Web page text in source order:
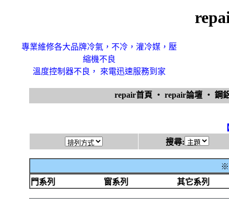
專業維修各大品牌冷氣，不冷，灌冷媒，壓
縮機不良
溫度控制器不良， 來電迅速服務到家
repair首頁 ‧ repair論壇 ‧ 鋼
搜尋:
※
門系列
窗系列 其它系列